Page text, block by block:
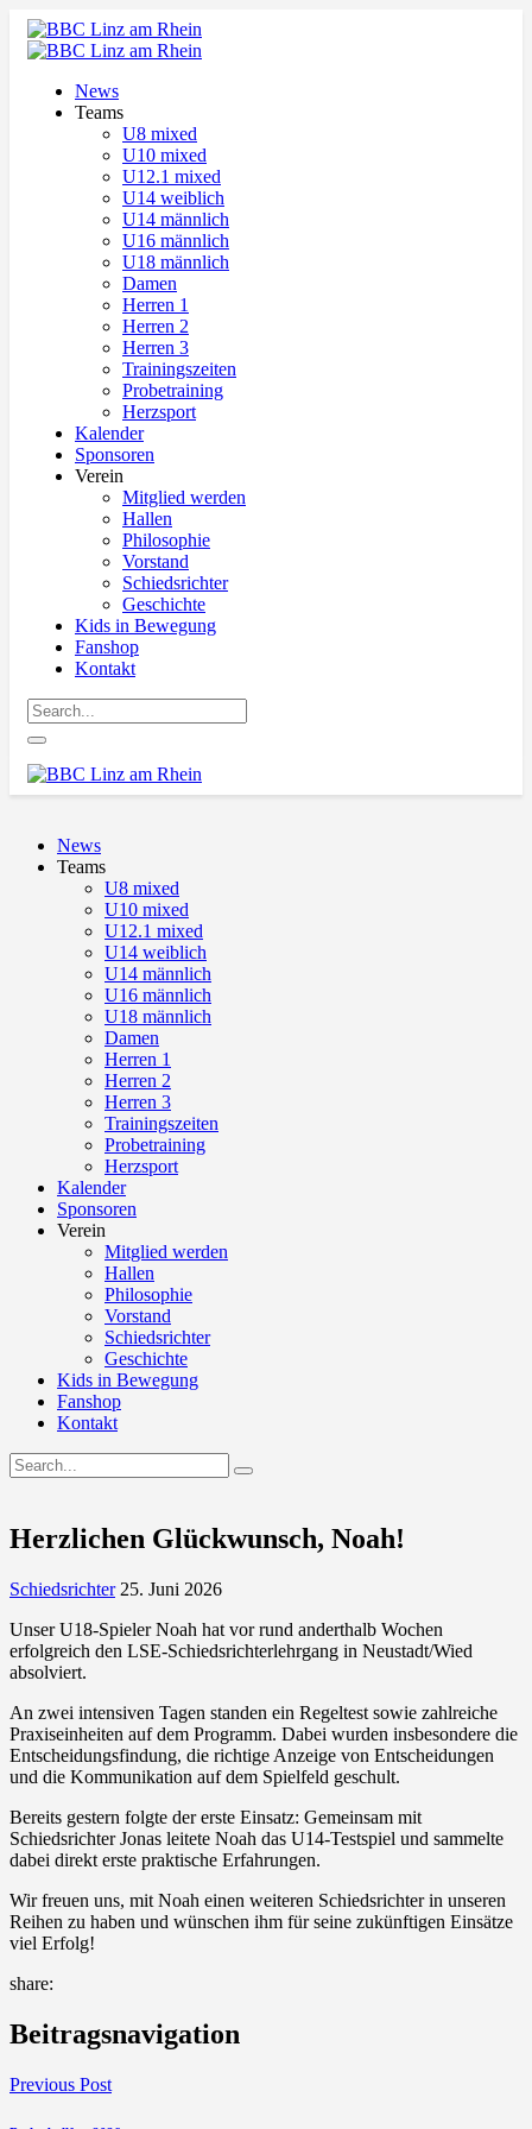
News
Teams
U8 mixed
U10 mixed
U12.1 mixed
U14 weiblich
U14 männlich
U16 männlich
U18 männlich
Damen
Herren 1
Herren 2
Herren 3
Trainingszeiten
Probetraining
Herzsport
Kalender
Sponsoren
Verein
Mitglied werden
Hallen
Philosophie
Vorstand
Schiedsrichter
Geschichte
Kids in Bewegung
Fanshop
Kontakt
News
Teams
U8 mixed
U10 mixed
U12.1 mixed
U14 weiblich
U14 männlich
U16 männlich
U18 männlich
Damen
Herren 1
Herren 2
Herren 3
Trainingszeiten
Probetraining
Herzsport
Kalender
Sponsoren
Verein
Mitglied werden
Hallen
Philosophie
Vorstand
Schiedsrichter
Geschichte
Kids in Bewegung
Fanshop
Kontakt
Herzlichen Glückwunsch, Noah!
Schiedsrichter 25. Juni 2026
Unser U18-Spieler Noah hat vor rund anderthalb Wochen
erfolgreich den LSE-Schiedsrichterlehrgang in Neustadt/Wied
absolviert.
An zwei intensiven Tagen standen ein Regeltest sowie zahlreiche
Praxiseinheiten auf dem Programm. Dabei wurden insbesondere die
Entscheidungsfindung, die richtige Anzeige von Entscheidungen
und die Kommunikation auf dem Spielfeld geschult.
Bereits gestern folgte der erste Einsatz: Gemeinsam mit
Schiedsrichter Jonas leitete Noah das U14-Testspiel und sammelte
dabei direkt erste praktische Erfahrungen.
Wir freuen uns, mit Noah einen weiteren Schiedsrichter in unseren
Reihen zu haben und wünschen ihm für seine zukünftigen Einsätze
viel Erfolg!
share:
Beitragsnavigation
Previous Post